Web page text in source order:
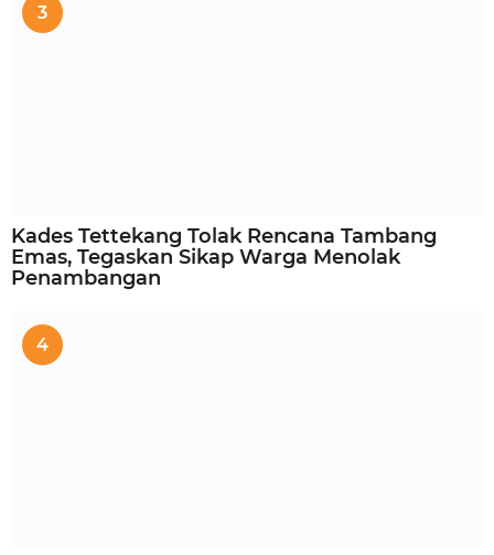
3
Kades Tettekang Tolak Rencana Tambang
Emas, Tegaskan Sikap Warga Menolak
Penambangan
4